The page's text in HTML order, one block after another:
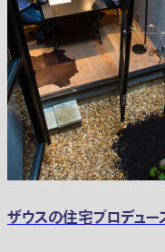
ザウスの住宅プロデュー